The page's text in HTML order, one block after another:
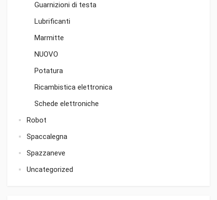
Guarnizioni di testa
Lubrificanti
Marmitte
NUOVO
Potatura
Ricambistica elettronica
Schede elettroniche
Robot
Spaccalegna
Spazzaneve
Uncategorized